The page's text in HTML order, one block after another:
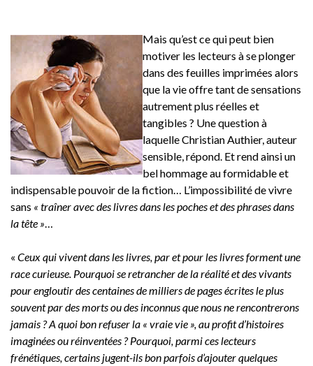
Mais qu’est ce qui peut bien
motiver les lecteurs à se plonger
dans des feuilles imprimées alors
que la vie offre tant de sensations
autrement plus réelles et
tangibles ? Une question à
laquelle Christian Authier, auteur
sensible, répond. Et rend ainsi un
bel hommage au formidable et
indispensable pouvoir de la fiction… L’impossibilité de vivre
sans « traîner avec des livres dans les poches et des phrases dans
la tête »
« Ceux qui vivent dans les livres, par et pour les livres forment une
race curieuse. Pourquoi se retrancher de la réalité et des vivants
pour engloutir des centaines de milliers de pages écrites le plus
souvent par des morts ou des inconnus que nous ne rencontrerons
jamais ? A quoi bon refuser la « vraie vie », au profit d’histoires
imaginées ou réinventées ? Pourquoi, parmi ces lecteurs
frénétiques, certains jugent-ils bon parfois d’ajouter quelques